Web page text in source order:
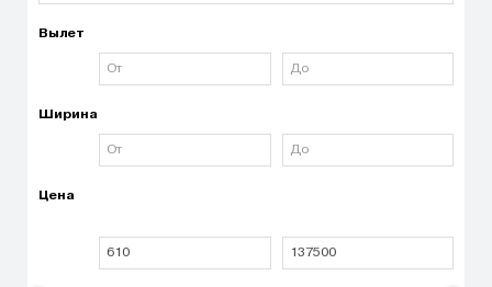
Вылет
Ширина
Цена